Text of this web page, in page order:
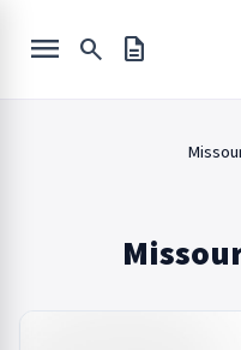
description
search
menu